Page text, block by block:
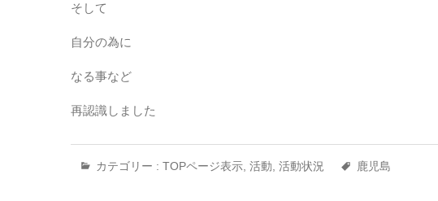
そして
自分の為に
なる事など
再認識しました
カテゴリー : TOPページ表示 活動 活動状況 鹿児島